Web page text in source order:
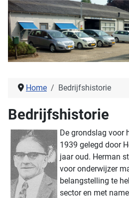
Home Bedrijfshistorie
Bedrijfshistorie
De grondslag voor
1939 gelegd door
jaar oud. Herman
voor onderwijzer
belangstelling te
sector en met